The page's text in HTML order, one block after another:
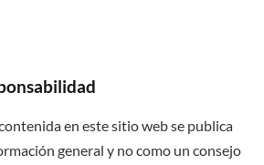
en este sitio web se publica
general y no como un consejo